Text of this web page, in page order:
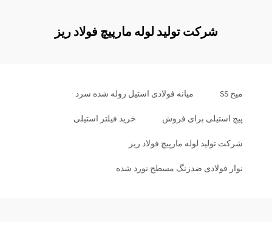
شرکت تولید لوله مارپیچ فولاد ریز
میخ SS میانه فولادی استیل روله شده سرد
پیچ استیلی برای فروش خرید فیلتر استیلی
شرکت تولید لوله مارپیچ فولاد ریز
نوار فولادی ضدزنگ مسطح نورد شده